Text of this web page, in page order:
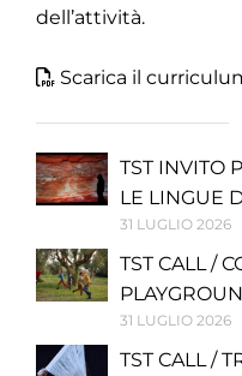
dell’attività.
Scarica il
TST INVITO
LE LINGUE
31 LUGLIO 2026
TST CALL /
31 LUGLIO 2026
TST CALL /